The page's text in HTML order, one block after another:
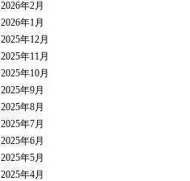
2026年2月
2026年1月
2025年12月
2025年11月
2025年10月
2025年9月
2025年8月
2025年7月
2025年6月
2025年5月
2025年4月